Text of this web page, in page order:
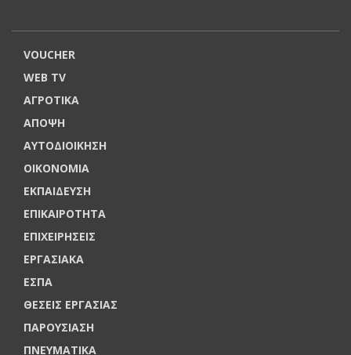
VOUCHER
WEB TV
ΑΓΡΟΤΙΚΑ
ΑΠΟΨΗ
ΑΥΤΟΔΙΟΙΚΗΣΗ
ΟΙΚΟΝΟΜΙΑ
ΕΚΠΑΙΔΕΥΣΗ
ΕΠΙΚΑΙΡΟΤΗΤΑ
ΕΠΙΧΕΙΡΗΣΕΙΣ
ΕΡΓΑΣΙΑΚΑ
ΕΣΠΑ
ΘΕΣΕΙΣ ΕΡΓΑΣΙΑΣ
ΠΑΡΟΥΣΙΑΣΗ
ΠΝΕΥΜΑΤΙΚΑ